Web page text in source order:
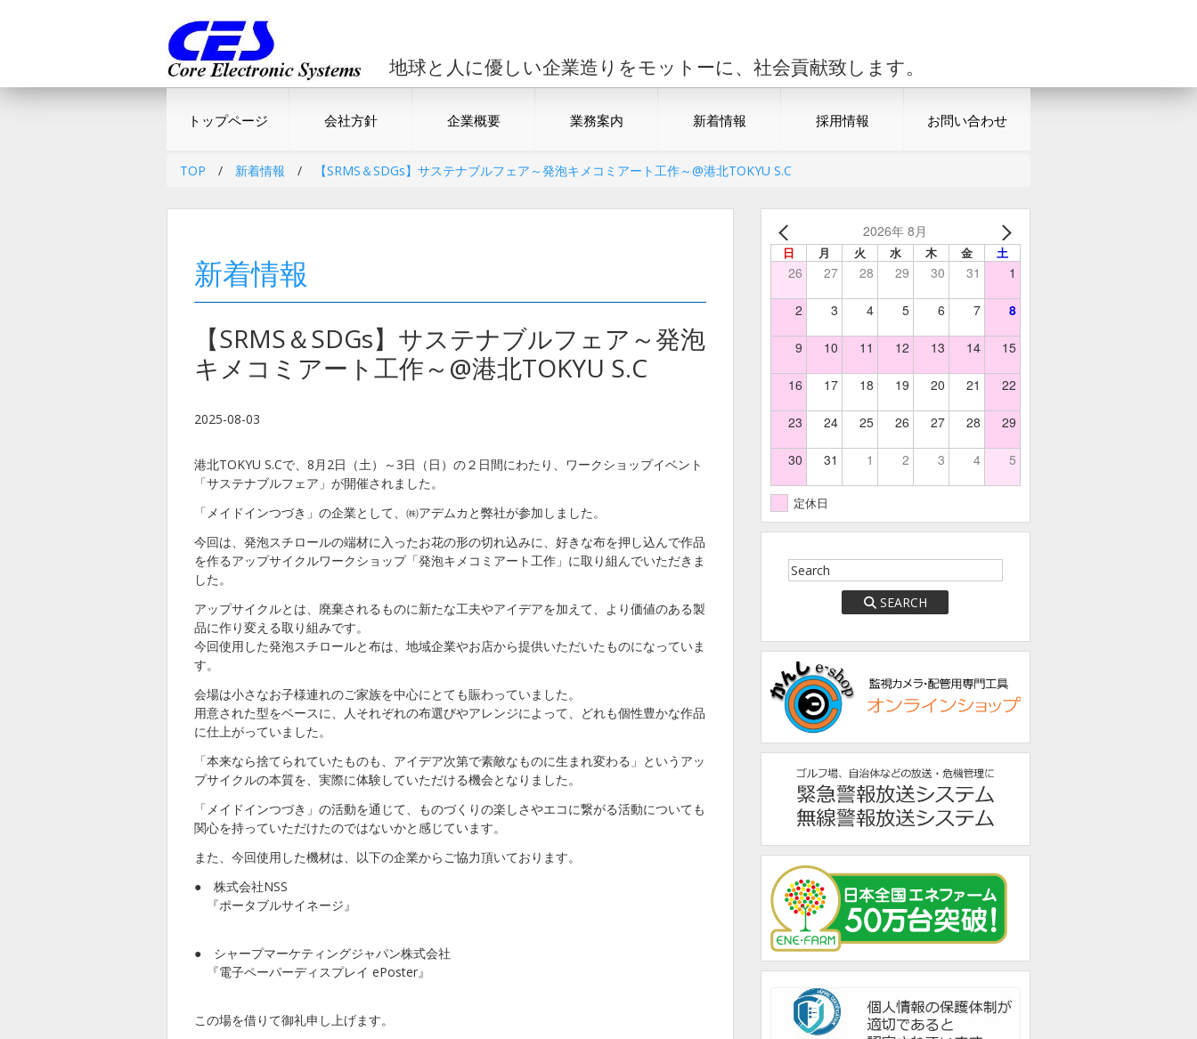
地球と人に優しい企業造りをモットーに、社会貢献致します。
トップページ 会社方針 企業概要 業務案内 新着情報 採用情報 お問い合わせ
TOP / 新着情報 / 【SRMS＆SDGs】サステナブルフェア～発泡キメコミアート工作～@港北TOKYU S.C
新着情報
【SRMS＆SDGs】サステナブルフェア～発泡
キメコミアート工作～@港北TOKYU S.C
2025-08-03
港北TOKYU S.Cで、8月2日（土）～3日（日）の２日間にわたり、ワークショップイベント
「サステナブルフェア」が開催されました。
「メイドインつづき」の企業として、㈱アデムカと弊社が参加しました。
今回は、発泡スチロールの端材に入ったお花の形の切れ込みに、好きな布を押し込んで作品
を作るアップサイクルワークショップ「発泡キメコミアート工作」に取り組んでいただきま
した。
アップサイクルとは、廃棄されるものに新たな工夫やアイデアを加えて、より価値のある製
品に作り変える取り組みです。
今回使用した発泡スチロールと布は、地域企業やお店から提供いただいたものになっていま
す。
会場は小さなお子様連れのご家族を中心にとても賑わっていました。
用意された型をベースに、人それぞれの布選びやアレンジによって、どれも個性豊かな作品
に仕上がっていました。
「本来なら捨てられていたものも、アイデア次第で素敵なものに生まれ変わる」というアッ
プサイクルの本質を、実際に体験していただける機会となりました。
「メイドインつづき」の活動を通じて、ものづくりの楽しさやエコに繋がる活動についても
関心を持っていただけたのではないかと感じています。
また、今回使用した機材は、以下の企業からご協力頂いております。
● 株式会社NSS
『ポータブルサイネージ』
● シャープマーケティングジャパン株式会社
『電子ペーパーディスプレイ ePoster』
この場を借りて御礼申し上げます。
2026年 8月
日 月 火 水 木 金 土
26 27 28 29 30 31 1
2 3 4 5 6 7 8
9 10 11 12 13 14 15
16 17 18 19 20 21 22
23 24 25 26 27 28 29
30 31 1 2 3 4 5
定休日
SEARCH